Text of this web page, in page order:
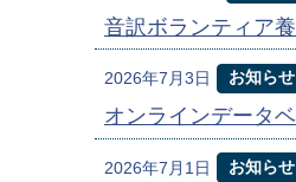
音訳ボランティア
2026年7月3日 お知らせ
オンラインデータ
2026年7月1日 お知らせ